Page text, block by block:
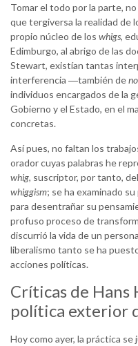
Tomar el todo por la parte,
que tergiversa la realidad de
propio núcleo de los whigs,
Edimburgo, al abrigo de las
Stewart, existían tantas
interferencia ―también de
individuos encargados de la
Gobierno y el Estado, en el
concretas.
Así pues, no faltan los
orador cuyas palabras he
whig, suscriptor, por tanto,
whiggism; se ha examinado
para desentrañar su
profuso proceso de
discurrió la vida de un
liberalismo tanto se ha
acciones políticas.
Críticas de Hans
política exterior
Hoy como ayer, la práctica se